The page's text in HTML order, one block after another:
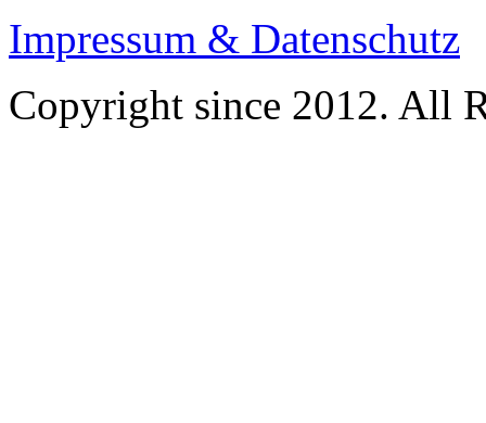
Impressum & Datenschutz
Copyright since 2012. All